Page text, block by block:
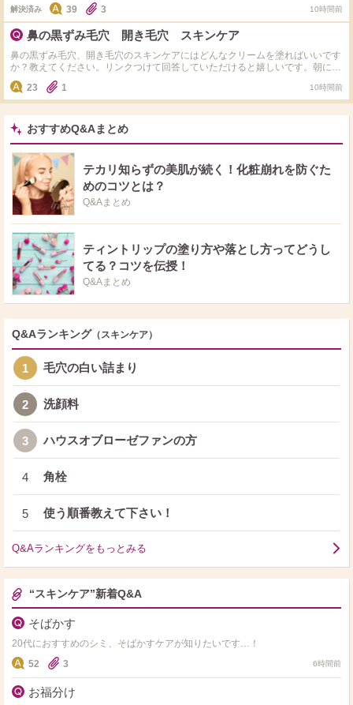
解決済み 39 3 10時間前
鼻の黒ずみ毛穴 開き毛穴 スキンケア
鼻の黒ずみ毛穴、開き毛穴のスキンケアにはどんなクリームを塗ればいいです
か？教えてください。リンクつけて回答していただけると嬉しいです。朝に塗
ってはいけないなど注意点もあれば、それも教えてください。よろしくお願い
します。
23 1 10時間前
おすすめQ&Aまとめ
テカリ知らずの美肌が続く！化粧崩れを防ぐた
めのコツとは？
Q&Aまとめ
ティントリップの塗り方や落とし方ってどうし
てる？コツを伝授！
Q&Aまとめ
Q&Aランキング （スキンケア）
1 毛穴の白い詰まり
2 洗顔料
3 ハウスオブローゼファンの方
4 角栓
5 使う順番教えて下さい！
Q&Aランキングをもっとみる
“スキンケア”新着Q&A
そばかす
20代におすすめのシミ、そばかすケアが知りたいです…！
52
3 6時間前
お福分け